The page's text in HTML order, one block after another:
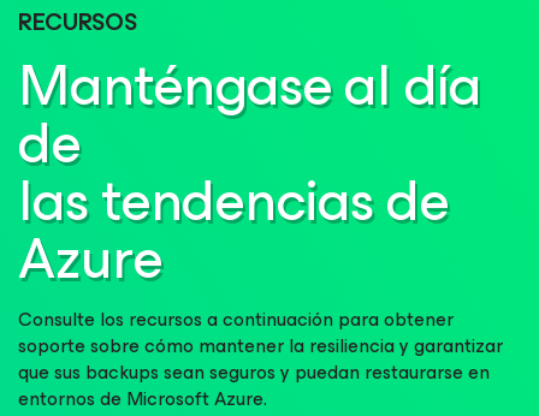
RECURSOS
Manténgase al día
de
las tendencias de
Azure
Consulte los recursos a continuación para obtener
soporte sobre cómo mantener la resiliencia y garantizar
que sus backups sean seguros y puedan restaurarse en
entornos de Microsoft Azure.